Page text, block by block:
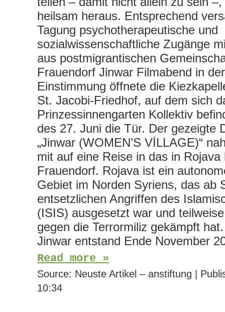
heilsam heraus. Entsprechend
Tagung psychotherapeutische und
sozialwissenschaftliche Zugänge
aus postmigrantischen
Frauendorf Jinwar Filmabend in
Einstimmung öffnete die
St. Jacobi-Friedhof, auf dem sich
Prinzessinnengarten Kollektiv
des 27. Juni die Tür. Der gezeigte
„Jinwar (WOMEN’S VİLLAGE)“
mit auf eine Reise in das in Rojava
Frauendorf. Rojava ist ein
Gebiet im Norden Syriens, das ab
entsetzlichen Angriffen des
(ISIS) ausgesetzt war und
gegen die Terrormiliz gekämpft
Jinwar entstand Ende November
Read more »
Source: Neuste Artikel – anstiftung
10:34